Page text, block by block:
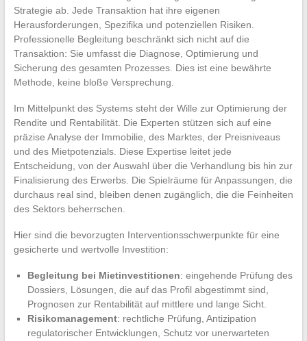
Strategie ab. Jede Transaktion hat ihre eigenen
Herausforderungen, Spezifika und potenziellen Risiken.
Professionelle Begleitung beschränkt sich nicht auf die
Transaktion: Sie umfasst die Diagnose, Optimierung und
Sicherung des gesamten Prozesses. Dies ist eine bewährte
Methode, keine bloße Versprechung.
Im Mittelpunkt des Systems steht der Wille zur Optimierung der
Rendite und Rentabilität. Die Experten stützen sich auf eine
präzise Analyse der Immobilie, des Marktes, der Preisniveaus
und des Mietpotenzials. Diese Expertise leitet jede
Entscheidung, von der Auswahl über die Verhandlung bis hin zur
Finalisierung des Erwerbs. Die Spielräume für Anpassungen, die
durchaus real sind, bleiben denen zugänglich, die die Feinheiten
des Sektors beherrschen.
Hier sind die bevorzugten Interventionsschwerpunkte für eine
gesicherte und wertvolle Investition:
Begleitung bei Mietinvestitionen: eingehende Prüfung des
Dossiers, Lösungen, die auf das Profil abgestimmt sind,
Prognosen zur Rentabilität auf mittlere und lange Sicht.
Risikomanagement: rechtliche Prüfung, Antizipation
regulatorischer Entwicklungen, Schutz vor unerwarteten